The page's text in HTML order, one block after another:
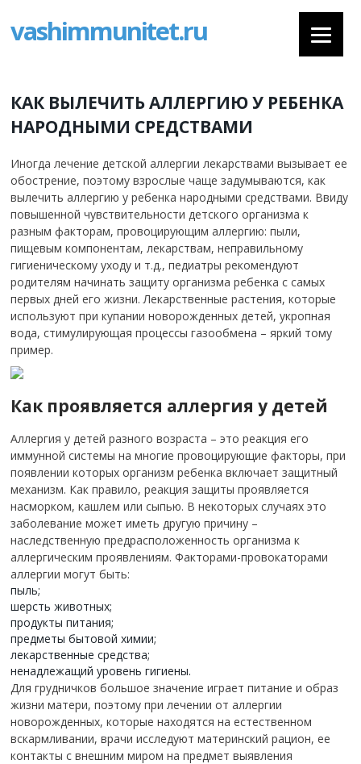
vashimmunitet.ru
КАК ВЫЛЕЧИТЬ АЛЛЕРГИЮ У РЕБЕНКА
НАРОДНЫМИ СРЕДСТВАМИ
Иногда лечение детской аллергии лекарствами вызывает ее
обострение, поэтому взрослые чаще задумываются, как
вылечить аллергию у ребенка народными средствами. Ввиду
повышенной чувствительности детского организма к
разным факторам, провоцирующим аллергию: пыли,
пищевым компонентам, лекарствам, неправильному
гигиеническому уходу и т.д., педиатры рекомендуют
родителям начинать защиту организма ребенка с самых
первых дней его жизни. Лекарственные растения, которые
используют при купании новорожденных детей, укропная
вода, стимулирующая процессы газообмена – яркий тому
пример.
Как проявляется аллергия у детей
Аллергия у детей разного возраста – это реакция его
иммунной системы на многие провоцирующие факторы, при
появлении которых организм ребенка включает защитный
механизм. Как правило, реакция защиты проявляется
насморком, кашлем или сыпью. В некоторых случаях это
заболевание может иметь другую причину –
наследственную предрасположенность организма к
аллергическим проявлениям. Факторами-провокаторами
аллергии могут быть:
пыль;
шерсть животных;
продукты питания;
предметы бытовой химии;
лекарственные средства;
ненадлежащий уровень гигиены.
Для грудничков большое значение играет питание и образ
жизни матери, поэтому при лечении от аллергии
новорожденных, которые находятся на естественном
вскармливании, врачи исследуют материнский рацион, ее
контакты с внешним миром на предмет выявления